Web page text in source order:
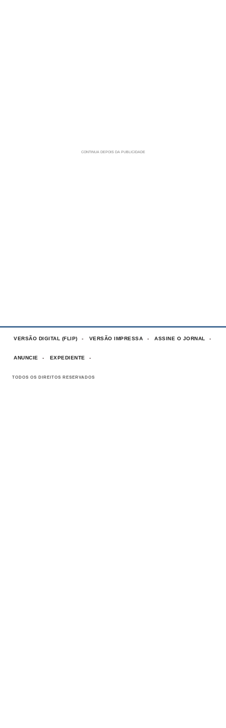
VERSÃO DIGITAL (FLIP) VERSÃO IMPRESSA ASSINE O JORNAL
ANUNCIE EXPEDIENTE
TODOS OS DIREITOS RESERVADOS